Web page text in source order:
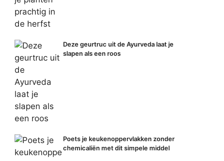
Deze geurtruc uit de Ayurveda laat je
slapen als een roos
Poets je keukenoppervlakken zonder
chemicaliën met dit simpele middel